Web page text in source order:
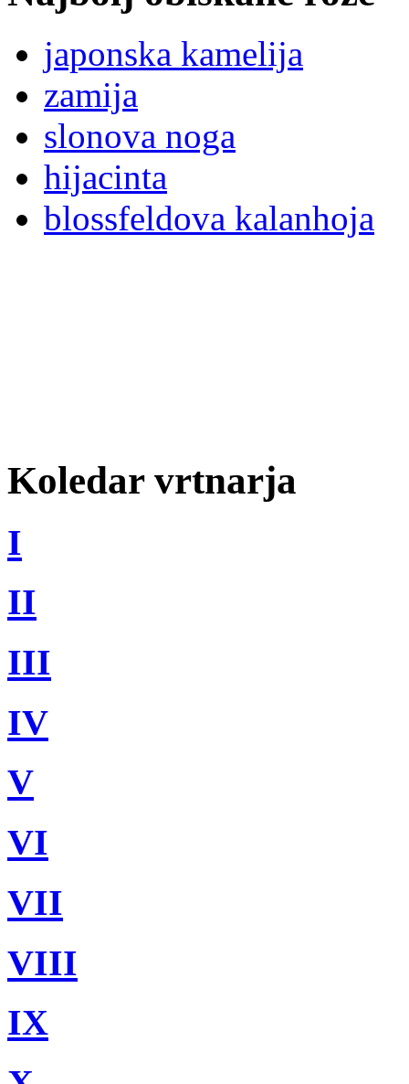
japonska kamelija
zamija
slonova noga
hijacinta
blossfeldova kalanhoja
Koledar vrtnarja
I
II
III
IV
V
VI
VII
VIII
IX